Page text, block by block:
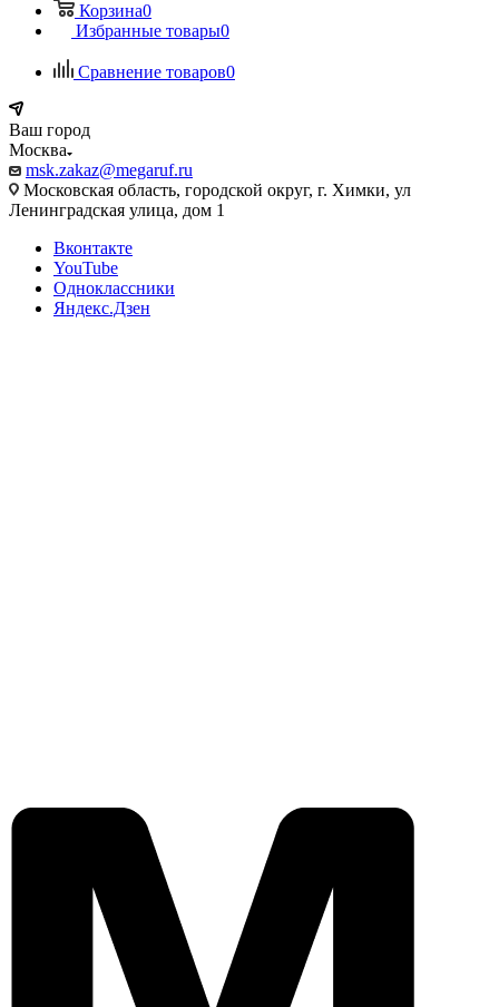
Корзина0
Избранные товары0
Сравнение товаров0
Ваш город
Москва
msk.zakaz@megaruf.ru
Московская область, городской округ, г. Химки, ул
Ленинградская улица, дом 1
Вконтакте
YouTube
Одноклассники
Яндекс.Дзен